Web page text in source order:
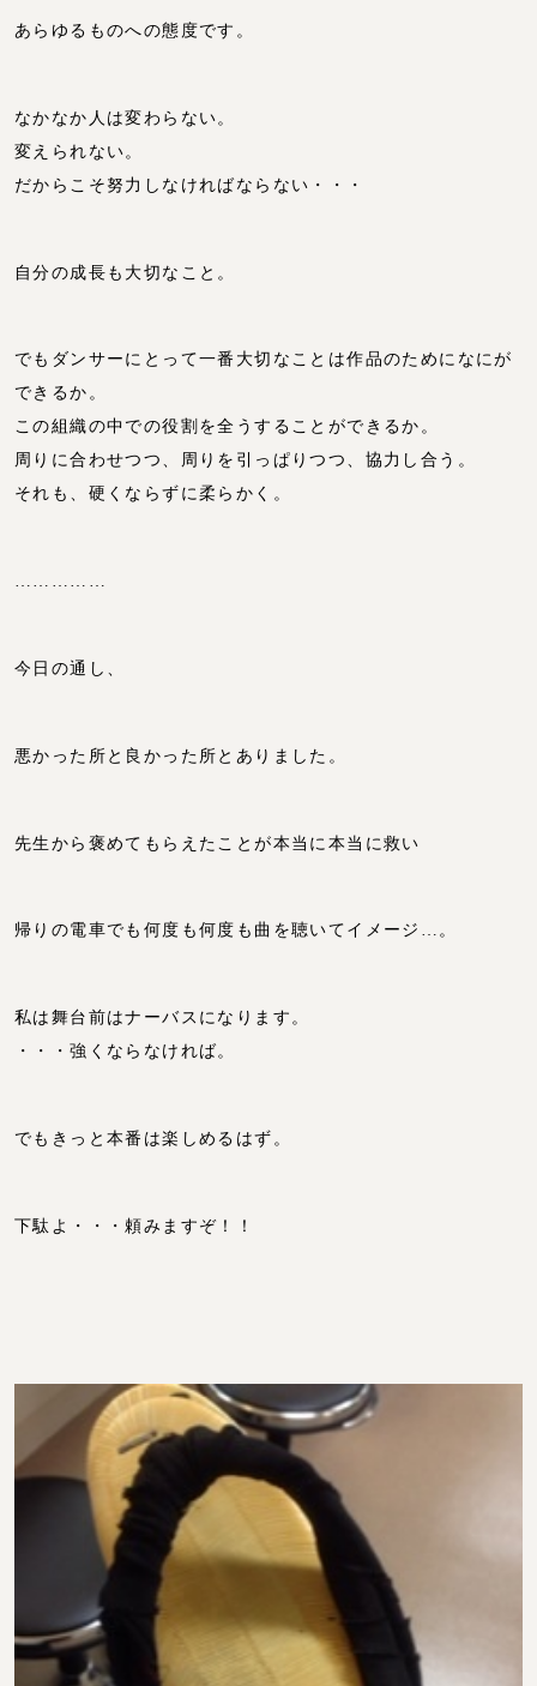
あらゆるものへの態度です。
なかなか人は変わらない。
変えられない。
だからこそ努力しなければならない・・・
自分の成長も大切なこと。
でもダンサーにとって一番大切なことは作品のためになにが
できるか。
この組織の中での役割を全うすることができるか。
周りに合わせつつ、周りを引っぱりつつ、協力し合う。
それも、硬くならずに柔らかく。
……………
今日の通し、
悪かった所と良かった所とありました。
先生から褒めてもらえたことが本当に本当に救い
帰りの電車でも何度も何度も曲を聴いてイメージ…。
私は舞台前はナーバスになります。
・・・強くならなければ。
でもきっと本番は楽しめるはず。
下駄よ・・・頼みますぞ！！